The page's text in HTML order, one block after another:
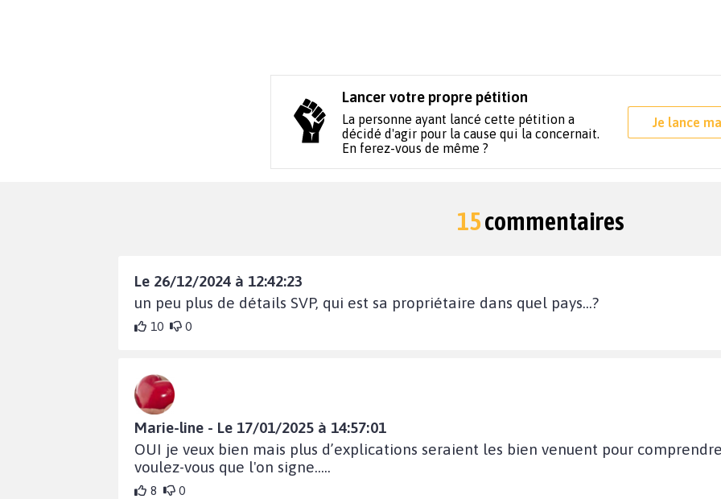
Lancer votre propre pétition
La personne ayant lancé cette pétition a
décidé d'agir pour la cause qui la concernait.
En ferez-vous de même ?
Je lance
15commentaires
Le 26/12/2024 à 12:42:23
un peu plus de détails SVP, qui est sa propriétaire dans quel pays...?
10 0
Marie-line - Le 17/01/2025 à 14:57:01
OUI je veux bien mais plus d’explications seraient les bien venuent pour
voulez-vous que l'on signe.....
8 0